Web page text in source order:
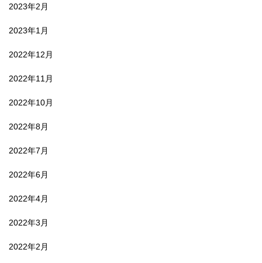
2023年2月
2023年1月
2022年12月
2022年11月
2022年10月
2022年8月
2022年7月
2022年6月
2022年4月
2022年3月
2022年2月